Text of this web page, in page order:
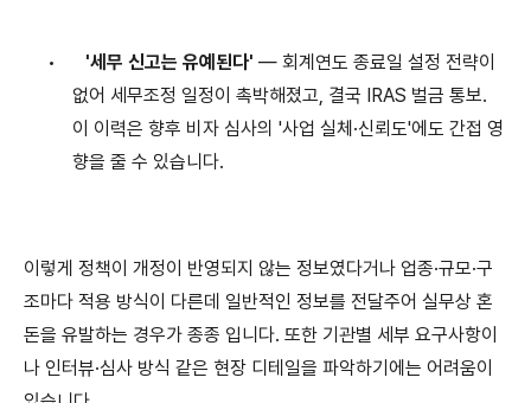
• '세무 신고는 유예된다' — 회계연도 종료일 설정 전략이
없어 세무조정 일정이 촉박해졌고 결국 IRAS 벌금 통보.
이 이력은 향후 비자 심사의 '사업 실체 ·신뢰도'에도 간접 영
향을 줄 수 있습니다.
이렇게 정책이 개정이 반영되지 않는 정보였다거나 업종·규모·구
조마다 적용 방식이 다른데 일반적인 정보를 전달주어 실무상 혼
돈을 유발하는 경우가 종종 입니다. 또한 기관별 세부 요구사항이
나 인터뷰·심사 방식 같은 현장 디테일을 파악하기에는 어려움이